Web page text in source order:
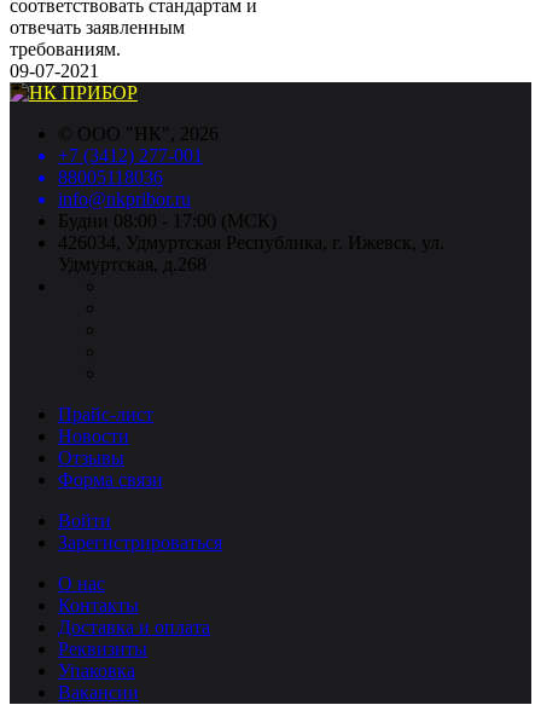
соответствовать стандартам и
отвечать заявленным
требованиям.
09-07-2021
© ООО "НК", 2026
+7 (3412) 277-001
88005118036
info@nkpribor.ru
Будни 08:00 - 17:00 (МСК)
426034, Удмуртская Республика, г. Ижевск, ул.
Удмуртская, д.268
Прайс-лист
Новости
Отзывы
Форма связи
Войти
Зарегистрироваться
О нас
Контакты
Доставка и оплата
Реквизиты
Упаковка
Вакансии